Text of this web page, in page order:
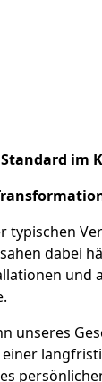
im
typischen
dabei
unseres